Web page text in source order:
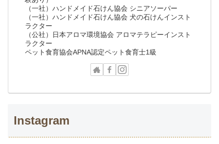
（一社）ハンドメイド石けん協会 シニアソーパー
（一社）ハンドメイド石けん協会 犬の石けんインスト
ラクター
（公社）日本アロマ環境協会 アロマテラピーインスト
ラクター
ペット食育協会APNA認定ペット食育士1級
Instagram